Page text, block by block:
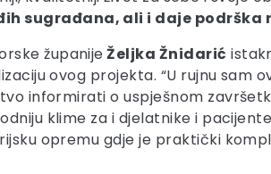
sugrađana, ali i daje
županijeŽeljka Žnidarić
ovog projekta. “U rujnu
informirati o uspješnom
klime za i djelatnike i
opremu gdje je praktički